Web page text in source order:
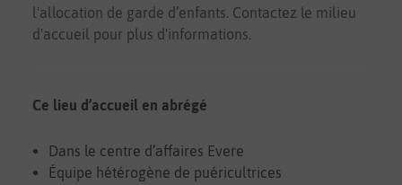
l'allocation de garde d’enfants. Contactez le milieu
d'accueil pour plus d'informations.
Ce lieu d’accueil en abrégé
Dans le centre d’affaires Evere
Équipe hétérogène de puéricultrices